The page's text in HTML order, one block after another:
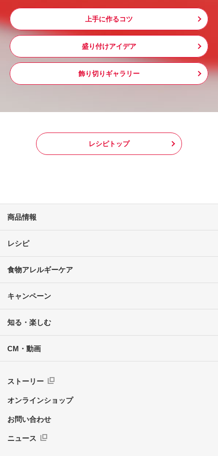
上手に作るコツ
盛り付けアイデア
飾り切りギャラリー
レシピトップ
商品情報
レシピ
食物アレルギーケア
キャンペーン
知る・楽しむ
CM・動画
ストーリー
オンラインショップ
お問い合わせ
ニュース